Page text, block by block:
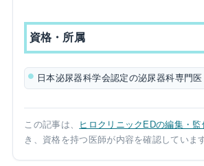
資格・所属
日本泌尿器科学会認定の泌尿器科専門医
この記事は、 ヒロクリニックEDの編集・監
き、資格を持つ医師が内容を確認していま